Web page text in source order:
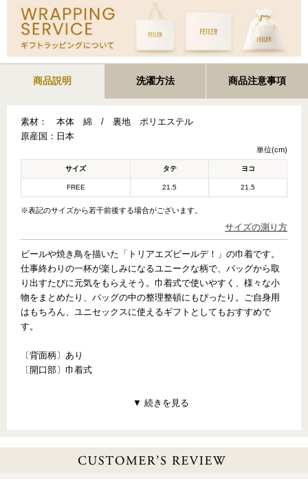
商品説明 洗濯方法 商品注意事項
素材：
本体 綿 / 裏地 ポリエステル
原産国： 日本
単位(cm)
サイズ タテ ヨコ
FREE 21.5 21.5
※表記のサイズから若干前後する場合がございます。
サイズの測り方
ビールや焼き鳥を描いた「トリアエズビールデ！」の巾着です。
仕事終わりの一杯が楽しみになるユニークな柄で、バッグから取
り出すたびに元気をもらえそう。巾着式で使いやすく、様々な小
物をまとめたり、バッグの中の整理整頓にもぴったり。ご自身用
はもちろん、ユニセックスに使えるギフトとしてもおすすめで
す。
〔背面柄〕あり
〔開口部〕巾着式
ールで！」みんな大好きなビールとビールに合う焼き鳥などのお